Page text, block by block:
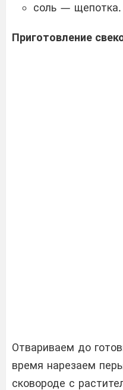
соль — щепотка.
Приготовление
Отвариваем до
время нарезаем
сковороде с